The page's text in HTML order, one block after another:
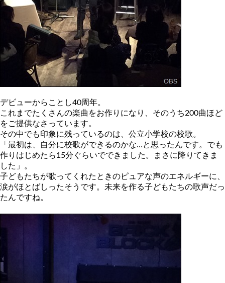
デビューからことし40周年。
これまでたくさんの楽曲をお作りになり、そのうち200曲ほど
をご提供なさっています。
その中でも印象に残っているのは、公立小学校の校歌。
「最初は、自分に校歌ができるのかな…と思ったんです。でも
作りはじめたら15分ぐらいでできました。まさに降りてきま
した」。
子どもたちが歌ってくれたときのピュアな声のエネルギーに、
涙がほとばしったそうです。未来を作る子どもたちの歌声だっ
たんですね。